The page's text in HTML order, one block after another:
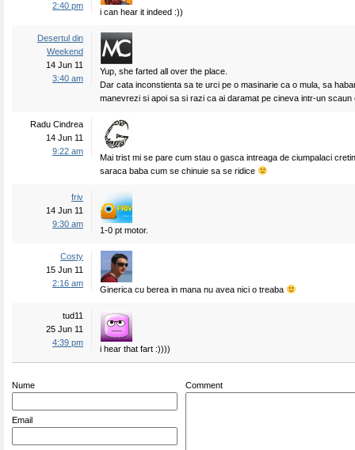
2:40 pm
i can hear it indeed :))
Desertul din
Weekend
14 Jun 11
3:40 am
Yup, she farted all over the place.
Dar cata inconstienta sa te urci pe o masinarie ca o mula, sa
manevrezi si apoi sa si razi ca ai daramat pe cineva intr-un scaun
Radu Cindrea
14 Jun 11
9:22 am
Mai trist mi se pare cum stau o gasca intreaga de ciumpalaci
saraca baba cum se chinuie sa se ridice
friv
14 Jun 11
9:30 am
1-0 pt motor.
Costy
15 Jun 11
2:16 am
Ginerica cu berea in mana nu avea nici o treaba
tud11
25 Jun 11
4:39 pm
i hear that fart :))))
Nume
Email
Comment